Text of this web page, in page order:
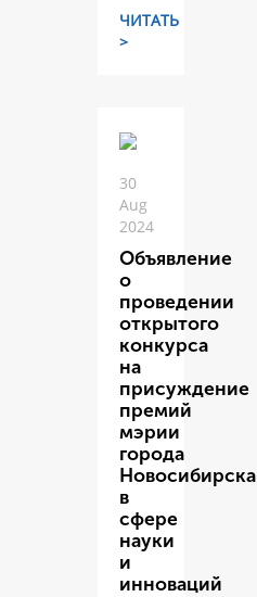
ЧИТАТЬ
>
30
Aug
2024
Объявление
о
проведении
открытого
конкурса
на
присуждение
премий
мэрии
города
Новосибирска
в
сфере
науки
и
инноваций